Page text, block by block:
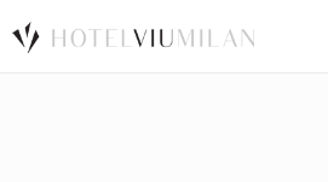
SPECIAL CODE